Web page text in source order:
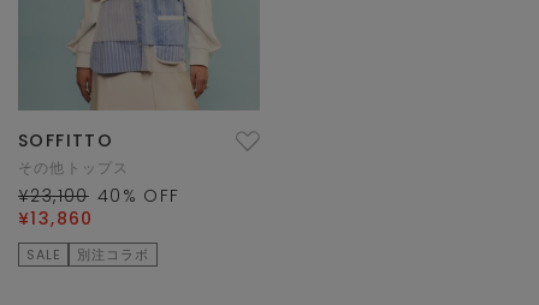
SOFFITTO
その他トップス
¥23,100 40 % OFF
¥13,860
SALE 別注コラボ